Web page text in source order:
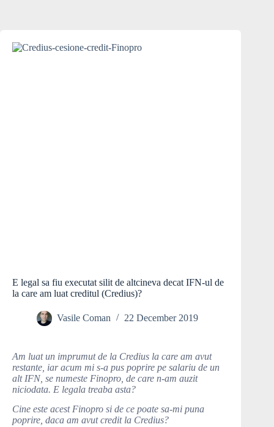
E legal sa fiu executat silit de altcineva decat IFN-ul de
la care am luat creditul (Credius)?
Vasile Coman 22 December 2019
Am luat un imprumut de la Credius la care am avut
restante, iar acum mi s-a pus poprire pe salariu de un
alt IFN, se numeste Finopro, de care n-am auzit
niciodata. E legala treaba asta?
Cine este acest Finopro si de ce poate sa-mi puna
poprire, daca am avut credit la Credius?